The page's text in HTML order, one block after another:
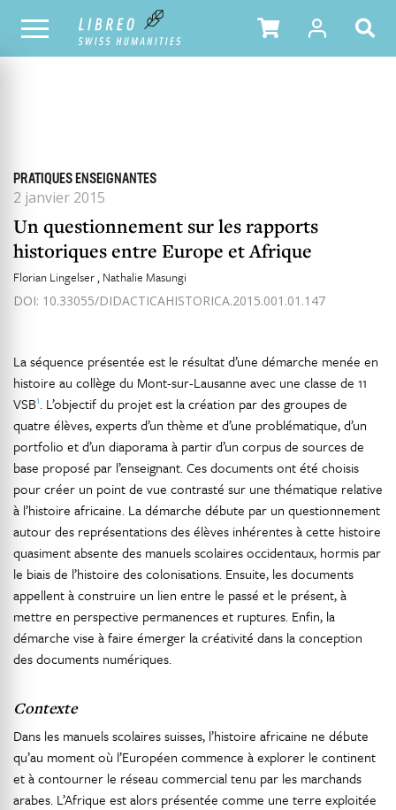
TOUS LES NUMÉROS SOMMAIRE DU NUMÉRO
PRATIQUES ENSEIGNANTES
2 janvier 2015
Un questionnement sur les rapports
historiques entre Europe et Afrique
Florian Lingelser Nathalie Masungi
DOI: 10.33055/DIDACTICAHISTORICA.2015.001.01.147
La séquence présentée est le résultat d’une démarche menée en
histoire au collège du Mont-sur-Lausanne avec une classe de 11
VSB1. L’objectif du projet est la création par des groupes de
quatre élèves, experts d’un thème et d’une problématique, d’un
portfolio et d’un diaporama à partir d’un corpus de sources de
base proposé par l’enseignant. Ces documents ont été choisis
pour créer un point de vue contrasté sur une thématique relative
à l’histoire africaine. La démarche débute par un questionnement
autour des représentations des élèves inhérentes à cette histoire
quasiment absente des manuels scolaires occidentaux, hormis par
le biais de l’histoire des colonisations. Ensuite, les documents
appellent à construire un lien entre le passé et le présent, à
mettre en perspective permanences et ruptures. Enfin, la
démarche vise à faire émerger la créativité dans la conception
des documents numériques.
Contexte
Dans les manuels scolaires suisses, l’histoire africaine ne débute
qu’au moment où l’Européen commence à explorer le continent
et à contourner le réseau commercial tenu par les marchands
arabes. L’Afrique est alors présentée comme une terre exploitée